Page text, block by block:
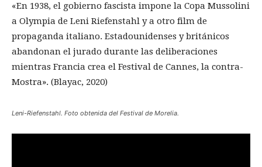
«En 1938, el gobierno fascista impone la Copa Mussolini
a Olympia de Leni Riefenstahl y a otro film de
propaganda italiano. Estadounidenses y británicos
abandonan el jurado durante las deliberaciones
mientras Francia crea el Festival de Cannes, la contra-
Mostra». (Blayac, 2020)
Leni-Riefenstahl. Foto obtenida del Festival de Morelia.